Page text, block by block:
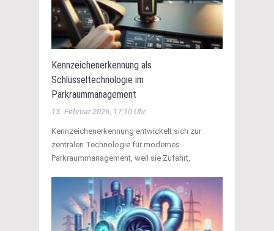
Kennzeichenerkennung als
Schlüsseltechnologie im
Parkraummanagement
13. Februar 2026, 17:10 Uhr
Kennzeichenerkennung entwickelt sich zur
zentralen Technologie für modernes
Parkraummanagement, weil sie Zufahrt,